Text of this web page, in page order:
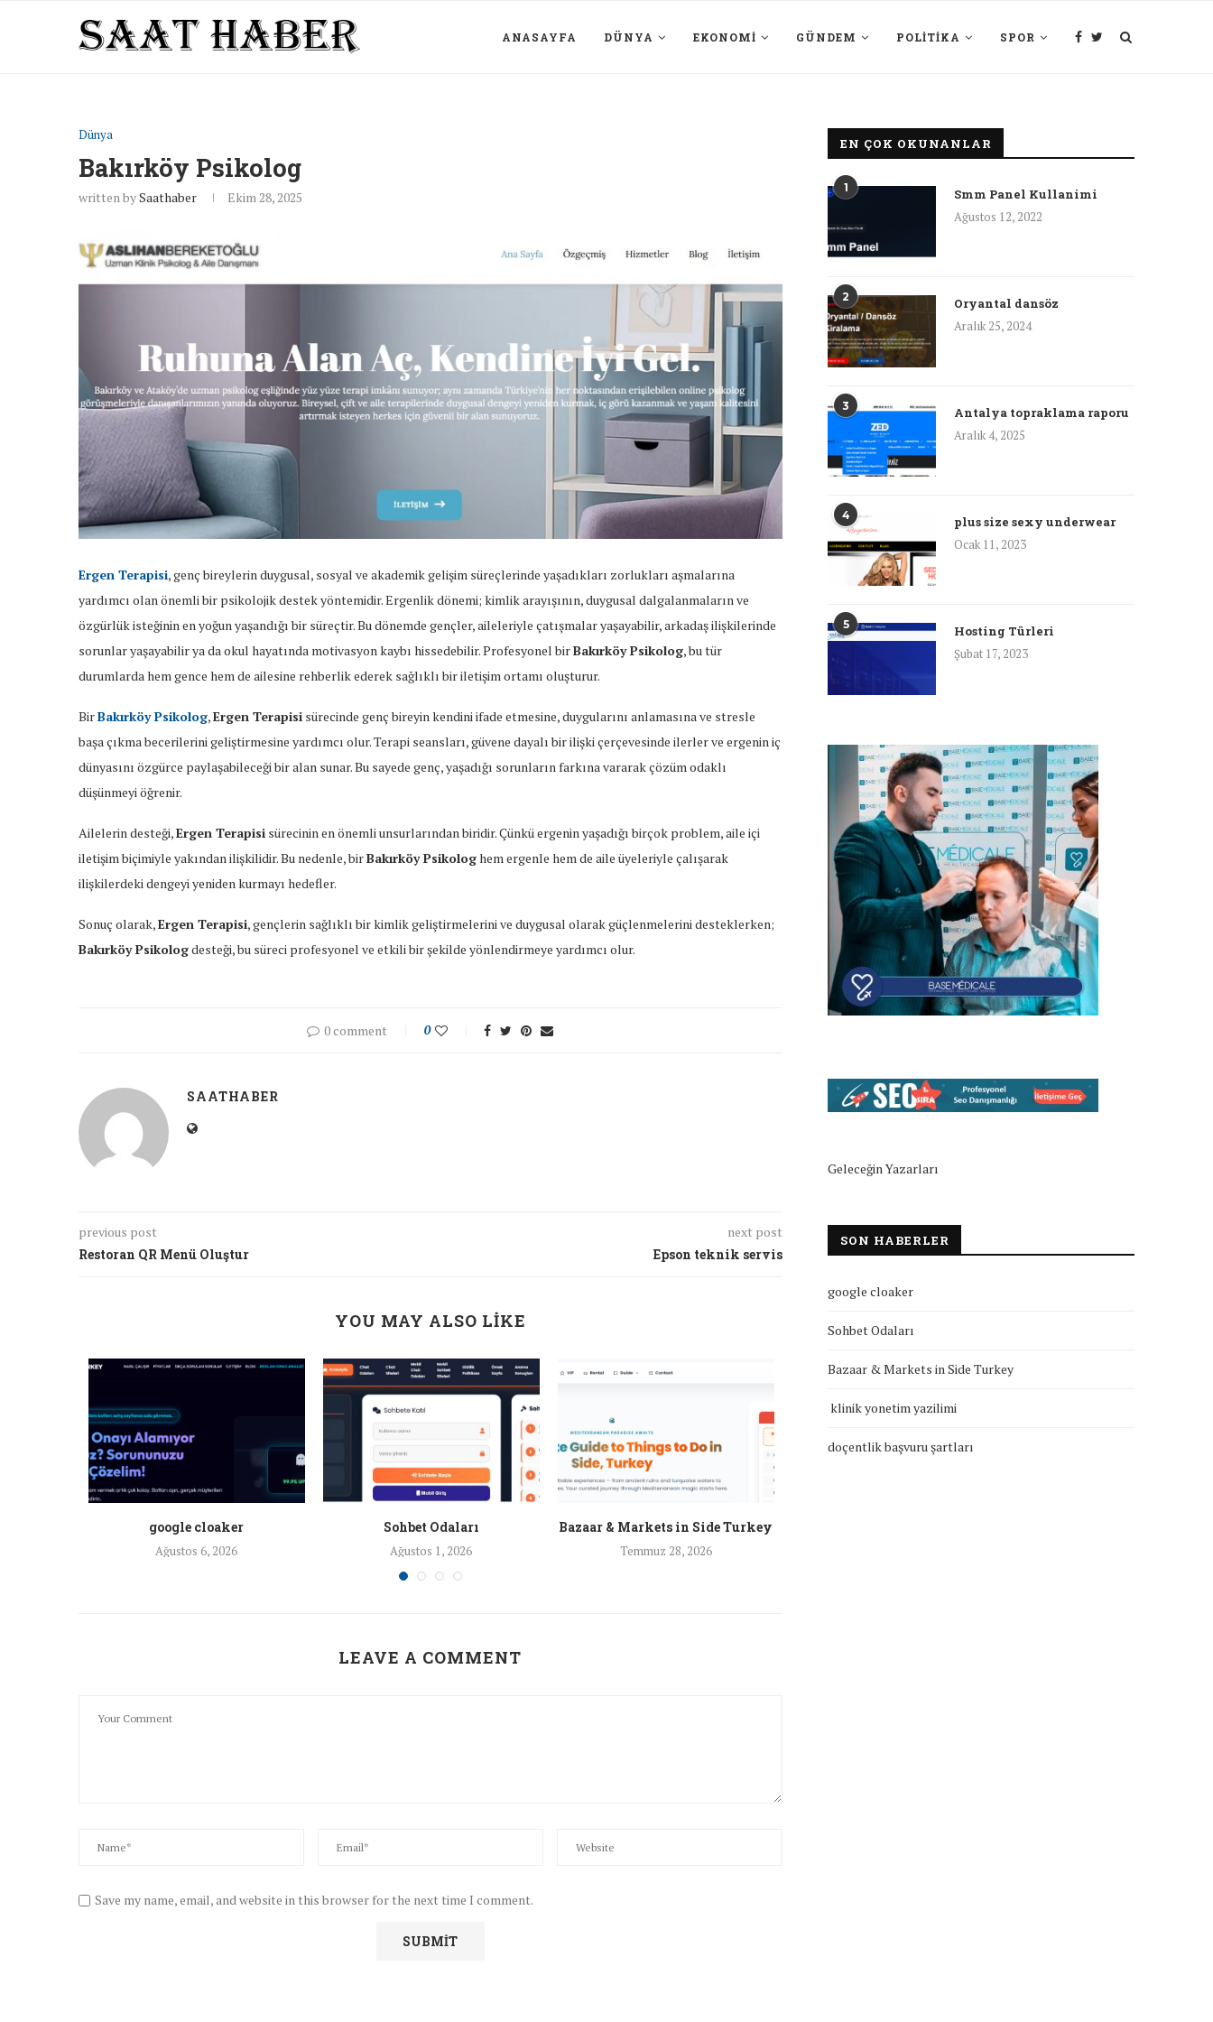
ANASAYFA DÜNYA EKONOMI GÜNDEM POLITIKA SPOR
Dünya
Bakırköy Psikolog
written bySaathaber Ekim 28, 2025
Ergen Terapisi, genç bireylerin duygusal, sosyal ve akademik gelişim süreçlerinde yaşadıkları zorlukları aşmalarına
yardımcı olan önemli bir psikolojik destek yöntemidir. Ergenlik dönemi; kimlik arayışının, duygusal dalgalanmaların ve
özgürlük isteğinin en yoğun yaşandığı bir süreçtir. Bu dönemde gençler, aileleriyle çatışmalar yaşayabilir, arkadaş ilişkilerinde
sorunlar yaşayabilir ya da okul hayatında motivasyon kaybı hissedebilir. Profesyonel birBakırköy Psikolog, bu tür
durumlarda hem gence hem de ailesine rehberlik ederek sağlıklı bir iletişim ortamı oluşturur.
BirBakırköy Psikolog,Ergen Terapisi sürecinde genç bireyin kendini ifade etmesine, duygularını anlamasına ve stresle
başa çıkma becerilerini geliştirmesine yardımcı olur. Terapi seansları, güvene dayalı bir ilişki çerçevesinde ilerler ve ergenin iç
dünyasını özgürce paylaşabileceği bir alan sunar. Bu sayede genç, yaşadığı sorunların farkına vararak çözüm odaklı
düşünmeyi öğrenir.
Ailelerin desteği,Ergen Terapisi sürecinin en önemli unsurlarından biridir. Çünkü ergenin yaşadığı birçok problem, aile içi
iletişim biçimiyle yakından ilişkilidir. Bu nedenle, birBakırköy Psikologhem ergenle hem de aile üyeleriyle çalışarak
ilişkilerdeki dengeyi yeniden kurmayı hedefler.
Sonuç olarak,Ergen Terapisi, gençlerin sağlıklı bir kimlik geliştirmelerini ve duygusal olarak güçlenmelerini desteklerken;
Bakırköy Psikologdesteği, bu süreci profesyonel ve etkili bir şekilde yönlendirmeye yardımcı olur.
0 comment 0
SAATHABER
previous post
Restoran QR Menü Oluştur
next post
Epson teknik servis
YOU MAY ALSO LIKE
google cloaker
Ağustos 6, 2026
Sohbet Odaları
Ağustos 1, 2026
Bazaar & Markets in Side Turkey
Temmuz 28, 2026
LEAVE A COMMENT
Save my name, email, and website in this browser for the next time I comment.
EN ÇOK OKUNANLAR
1
Smm Panel Kullanimi
Ağustos 12, 2022
2
Oryantal dansöz
Aralık 25, 2024
3
Antalya topraklama raporu
Aralık 4, 2025
4
plus size sexy underwear
Ocak 11, 2023
5
Hosting Türleri
Şubat 17, 2023
Geleceğin Yazarları
SON HABERLER
google cloaker
Sohbet Odaları
Bazaar & Markets in Side Turkey
klinik yonetim yazilimi
doçentlik başvuru şartları